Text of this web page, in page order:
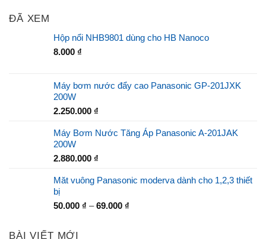
ĐÃ XEM
Hộp nổi NHB9801 dùng cho HB Nanoco
8.000 ₫
Máy bơm nước đẩy cao Panasonic GP-201JXK
200W
2.250.000 ₫
Máy Bơm Nước Tăng Áp Panasonic A-201JAK
200W
2.880.000 ₫
Măt vuông Panasonic moderva dành cho 1,2,3 thiết
bị
50.000 ₫ –69.000 ₫
BÀI VIẾT MỚI